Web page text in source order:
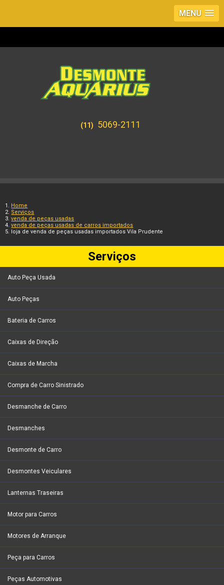
MENU
(11) 5069-2111
Home
Serviços
venda de peças usadas
venda de peças usadas de carros importados
loja de venda de peças usadas importados Vila Prudente
Serviços
Auto Peça Usada
Auto Peças
Bateria de Carros
Caixas de Direção
Caixas de Marcha
Compra de Carro Sinistrado
Desmanche de Carro
Desmanches
Desmonte de Carro
Desmontes Veiculares
Lanternas Traseiras
Motor para Carros
Motores de Arranque
Peça para Carros
Peças Automotivas